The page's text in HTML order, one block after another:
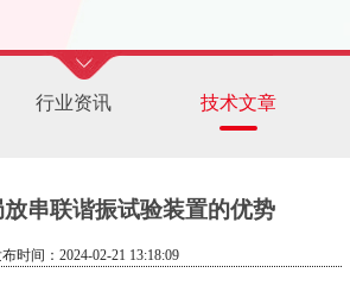
行业资讯 技术文章
串联谐振试验装置的优势
时间：2024-02-21 13:18:09